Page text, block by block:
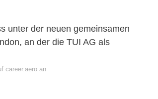
unter der neuen gemeinsamen
an der die TUI AG als
career.aero an